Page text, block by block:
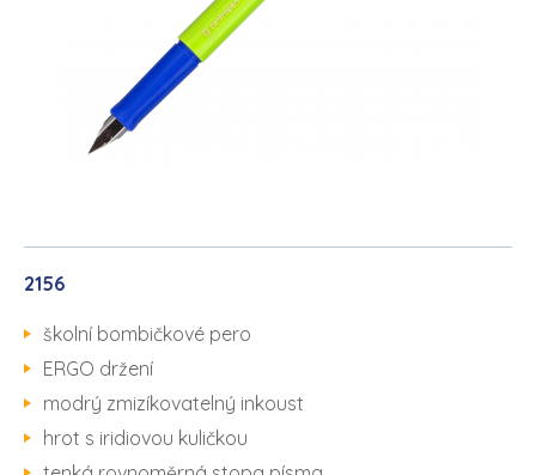
2156
školní bombičkové pero
ERGO držení
modrý zmizíkovatelný inkoust
hrot s iridiovou kuličkou